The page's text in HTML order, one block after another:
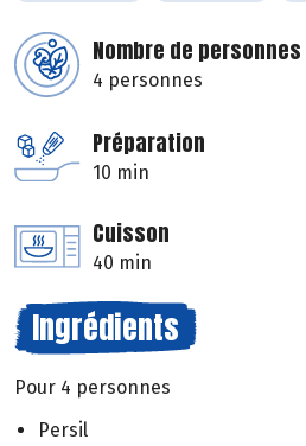
Nombre de personnes
4 personnes
Préparation
10 min
Cuisson
40 min
Ingrédients
Pour 4 personnes
Persil